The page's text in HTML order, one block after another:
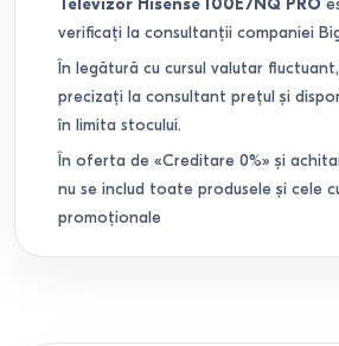
Televizor Hisense 100E7NQ PRO
verificați la consultanții companiei
În legătură cu cursul valutar
precizați la consultant prețul și
în limita stocului.
În oferta de «Creditare 0%» și
nu se includ toate produsele și cele
promoționale